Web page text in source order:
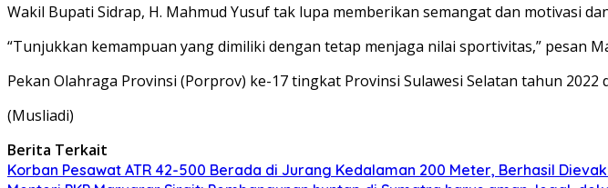
Wakil Bupati Sidrap, H. Mahmud Yusuf tak lupa memberikan semangat dan motivasi
“Tunjukkan kemampuan yang dimiliki dengan tetap menjaga nilai sportivitas,” pesan
Pekan Olahraga Provinsi (Porprov) ke-17 tingkat Provinsi Sulawesi Selatan tahun
(Musliadi)
Berita Terkait
Korban Pesawat ATR 42-500 Berada di Jurang Kedalaman 200 Meter, Berhasil